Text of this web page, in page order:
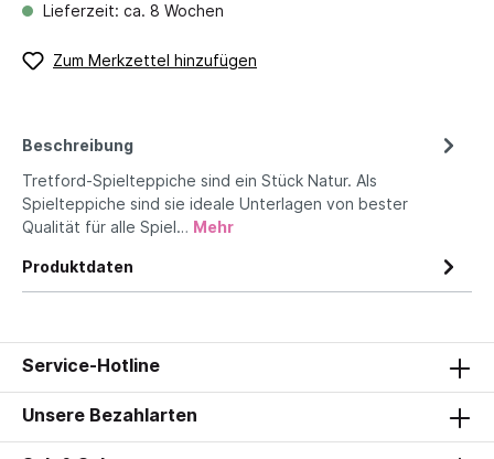
Lieferzeit: ca. 8 Wochen
Zum Merkzettel hinzufügen
Beschreibung
Tretford-Spielteppiche sind ein Stück Natur. Als
Spielteppiche sind sie ideale Unterlagen von bester
Qualität für alle Spiel… Mehr
Produktdaten
Service-Hotline
Unsere Bezahlarten